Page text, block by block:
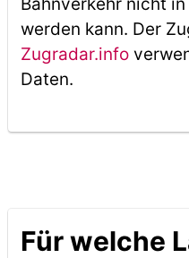
werden kann. Der
Zugradar.info
Daten.
Für welche